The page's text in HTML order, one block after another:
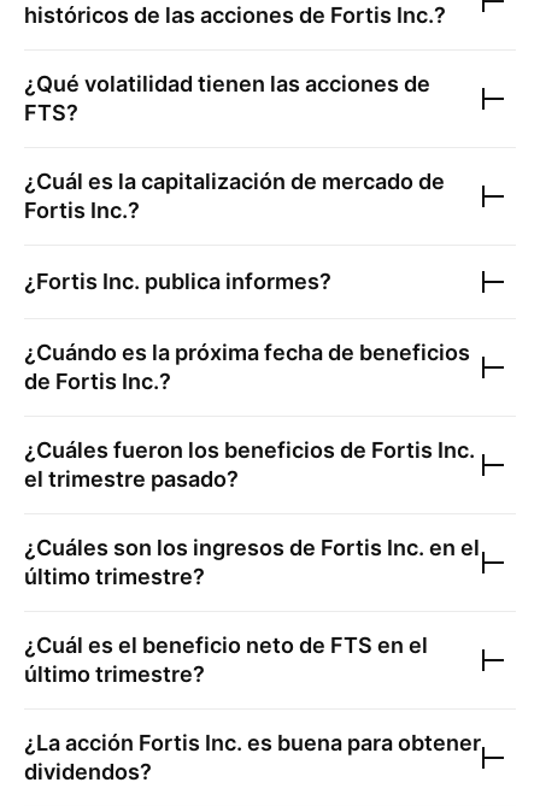
históricos de las acciones de Fortis Inc.?
¿Qué volatilidad tienen las acciones de
FTS?
¿Cuál es la capitalización de mercado de
Fortis Inc.?
¿Fortis Inc. publica informes?
¿Cuándo es la próxima fecha de beneficios
de Fortis Inc.?
¿Cuáles fueron los beneficios de Fortis Inc.
el trimestre pasado?
¿Cuáles son los ingresos de Fortis Inc. en el
último trimestre?
¿Cuál es el beneficio neto de FTS en el
último trimestre?
¿La acción Fortis Inc. es buena para obtener
dividendos?